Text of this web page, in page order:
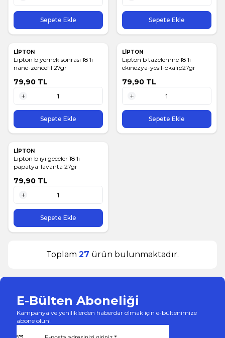
1 Adet
Sepete Ekle
1 Adet
Sepete Ekle
LİPTON
Lıpton b yemek sonrası 18'lı
nane-zencefıl 27gr
79,90 TL
1 Adet
Sepete Ekle
LİPTON
Lıpton b tazelenme 18'lı
ekınezya-yesıl-okalıp27gr
79,90 TL
1 Adet
Sepete Ekle
LİPTON
Lıpton b ıyı geceler 18'lı
papatya-lavanta 27gr
79,90 TL
1 Adet
Sepete Ekle
Toplam 27 ürün bulunmaktadır.
E-Bülten Aboneliği
Kampanya ve yeniliklerden haberdar olmak için e-bültenimize
abone olun!